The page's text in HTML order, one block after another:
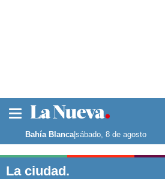
Noticias
La ciudad
Punta Alta
Bahía Blanca|sábado, 8 de agosto
La ciudad.